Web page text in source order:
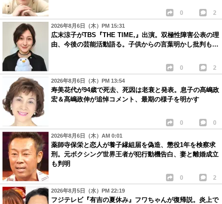
0 2
2026年8月6日（木）PM 15:31
広末涼子がTBS『THE TIME,』出演。双極性障害公表の理
由、今後の芸能活動語る。子供からの言葉明かし批判も…
0 2
2026年8月6日（木）PM 13:54
寿美花代が94歳で死去、死因は老衰と発表。息子の髙嶋政
宏＆髙嶋政伸が追悼コメント、最期の様子を明かす
0 0
2026年8月6日（木）AM 0:01
薬師寺保栄と恋人が養子縁組届を偽造、懲役1年を検察求
刑。元ボクシング世界王者が犯行動機告白、妻と離婚成立
も判明
0 2
2026年8月5日（水）PM 22:19
フジテレビ『有吉の夏休み』フワちゃんが復帰説。炎上で